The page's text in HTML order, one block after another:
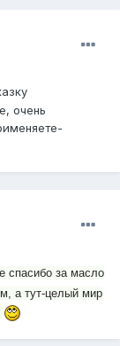
очень
спасибо за масло
а тут-целый мир